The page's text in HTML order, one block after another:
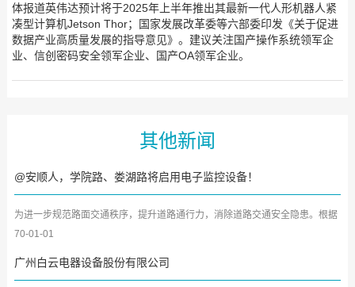
体报道英伟达预计将于2025年上半年推出其最新一代人形机器人紧
凑型计算机Jetson Thor；国家发展改革委等六部委印发《关于促进
数据产业高质量发展的指导意见》。建议关注国产操作系统领军企
业、信创密码安全领军企业、国产OA领军企业。
其他新闻
@安顺人，学院路、娄湖路将启用电子监控设备！
为进一步规范路面交通秩序，提升道路通行力，消除道路交通安全隐患。根据
《中华人民共和国道路交...
70-01-01
广州白云电器设备股份有限公司